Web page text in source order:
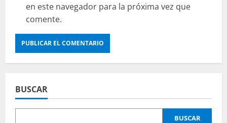
en este navegador para la próxima vez que
comente.
BUSCAR
BUSCAR